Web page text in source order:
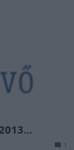
1